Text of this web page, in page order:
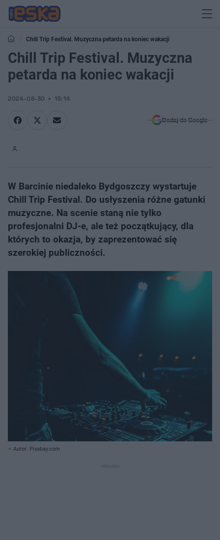
Chill Trip Festival. Muzyczna petarda na koniec wakacji
Chill Trip Festival. Muzyczna
petarda na koniec wakacji
2024-08-30 15:14
Dodaj do Google
W Barcinie niedaleko Bydgoszczy wystartuje
Chill Trip Festival. Do usłyszenia różne gatunki
muzyczne. Na scenie staną nie tylko
profesjonalni DJ-e, ale też początkujący, dla
których to okazja, by zaprezentować się
szerokiej publiczności.
Autor: Pixabay.com